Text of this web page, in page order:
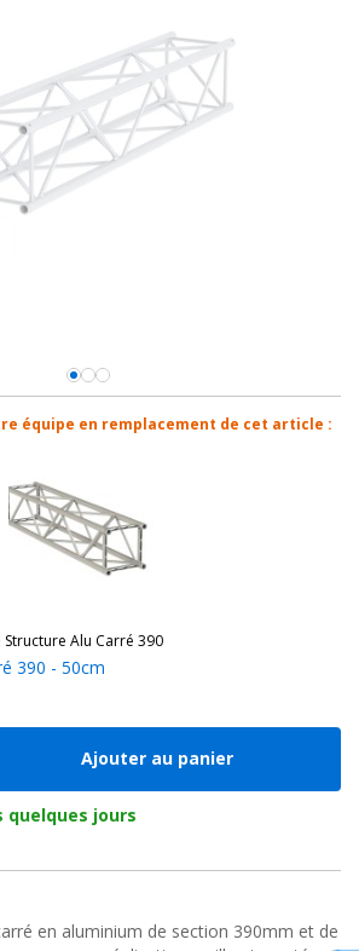
équipe en remplacement de cet article :
Structure Alu Carré 390
390 - 50cm
Ajouter au panier
quelques jours
en aluminium de section 390mm et de